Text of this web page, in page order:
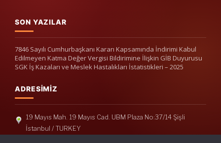
SON YAZILAR
7846 Sayılı Cumhurbaşkanı Kararı Kapsamında İndirimi Kabul
Edilmeyen Katma Değer Vergisi Bildirimine İlişkin GİB Duyurusu
SGK İş Kazaları ve Meslek Hastalıkları İstatistikleri – 2025
ADRESIMIZ
19 Mayıs Mah. 19 Mayıs Cad. UBM Plaza No:37/14 Şişli
İstanbul / TURKEY